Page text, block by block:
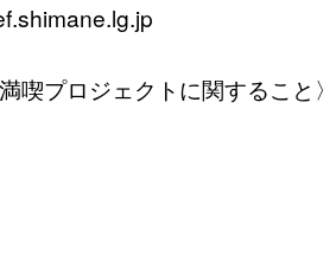
プロジェクトに関すること〉